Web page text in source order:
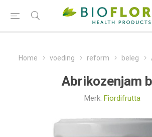
Home voeding reform beleg
Abrikozenjam
Merk: Fiordifrutta